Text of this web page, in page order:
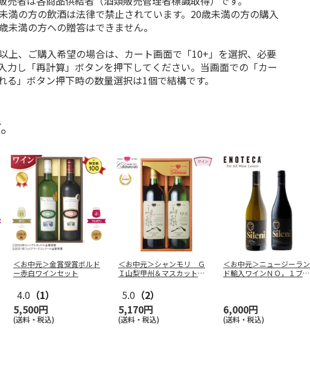
満の方の飲酒は法律で禁止されています。20歳未満の方の購入
未満の方への贈答はできません。
上、ご購入希望の場合は、カート画面で「10+」を選択、必要
力し「再計算」ボタンを押下してください。当画面での「カー
る」ボタン押下時の数量選択は1個で結構です。
＜お中元＞金賞受賞ボルド
ー赤白ワインセット
4.0 （1）
5,500円
(送料・税込)
＜お中元＞シャンモリ Ｇ
Ｉ山梨甲州＆マスカット・
5.0 （2）
5,170円
(送料・税込)
＜お中元＞ニュージーラン
ド輸入ワインＮＯ，１ブラ
6,000円
(送料・税込)